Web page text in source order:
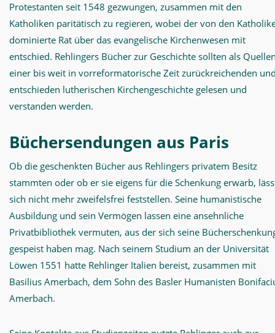
Protestanten seit 1548 gezwungen, zusammen mit den
Katholiken paritätisch zu regieren, wobei der von den
dominierte Rat über das evangelische Kirchenwesen mit
entschied. Rehlingers Bücher zur Geschichte sollten als
einer bis weit in vorreformatorische Zeit zurückreichenden
entschieden lutherischen Kirchengeschichte gelesen und
verstanden werden.
Büchersendungen aus Paris
Ob die geschenkten Bücher aus Rehlingers privatem Besitz
stammten oder ob er sie eigens für die Schenkung erwarb,
sich nicht mehr zweifelsfrei feststellen. Seine humanistische
Ausbildung und sein Vermögen lassen eine ansehnliche
Privatbibliothek vermuten, aus der sich seine
gespeist haben mag. Nach seinem Studium an der Universität
Löwen 1551 hatte Rehlinger Italien bereist, zusammen mit
Basilius Amerbach, dem Sohn des Basler Humanisten
Amerbach.